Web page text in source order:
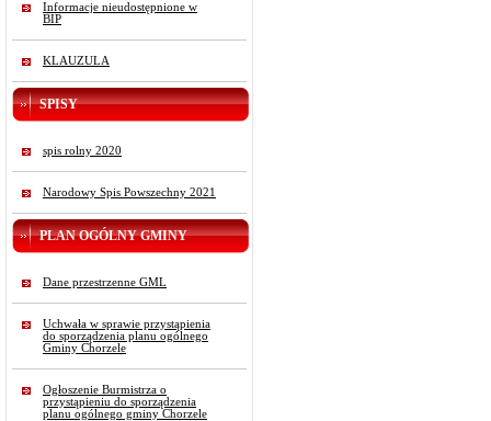
Informacje nieudostępnione w
BIP
KLAUZULA
SPISY
spis rolny 2020
Narodowy Spis Powszechny 2021
PLAN OGÓLNY GMINY
Dane przestrzenne GML
Uchwała w sprawie przystąpienia
do sporządzenia planu ogólnego
Gminy Chorzele
Ogłoszenie Burmistrza o
przystąpieniu do sporządzenia
planu ogólnego gminy Chorzele